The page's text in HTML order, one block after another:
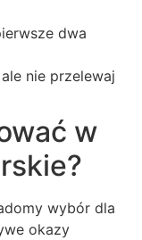
dwa
nie przelewaj
w
wybór dla
okazy